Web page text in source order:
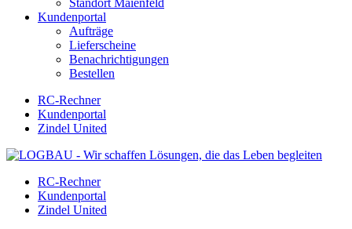
Standort Maienfeld
Kundenportal
Aufträge
Lieferscheine
Benachrichtigungen
Bestellen
RC-Rechner
Kundenportal
Zindel United
RC-Rechner
Kundenportal
Zindel United